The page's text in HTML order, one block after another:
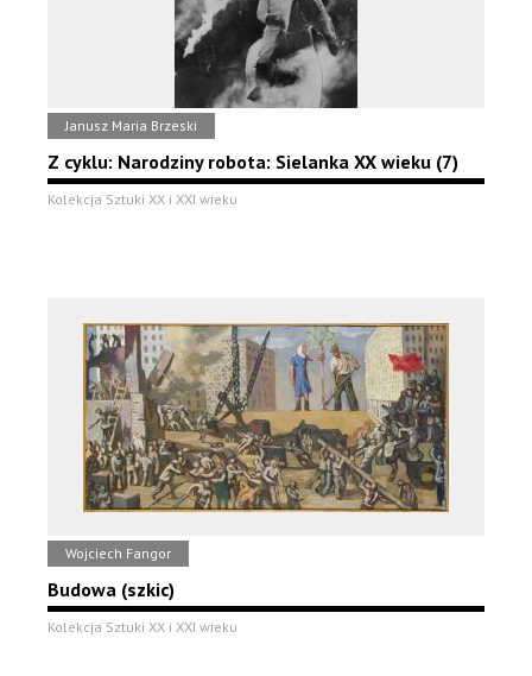
Janusz Maria Brzeski
Z cyklu: Narodziny robota: Sielanka XX wieku (7)
Kolekcja Sztuki XX i XXI wieku
Wojciech Fangor
Budowa (szkic)
Kolekcja Sztuki XX i XXI wieku